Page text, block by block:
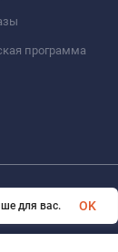
программа
для вас. OK